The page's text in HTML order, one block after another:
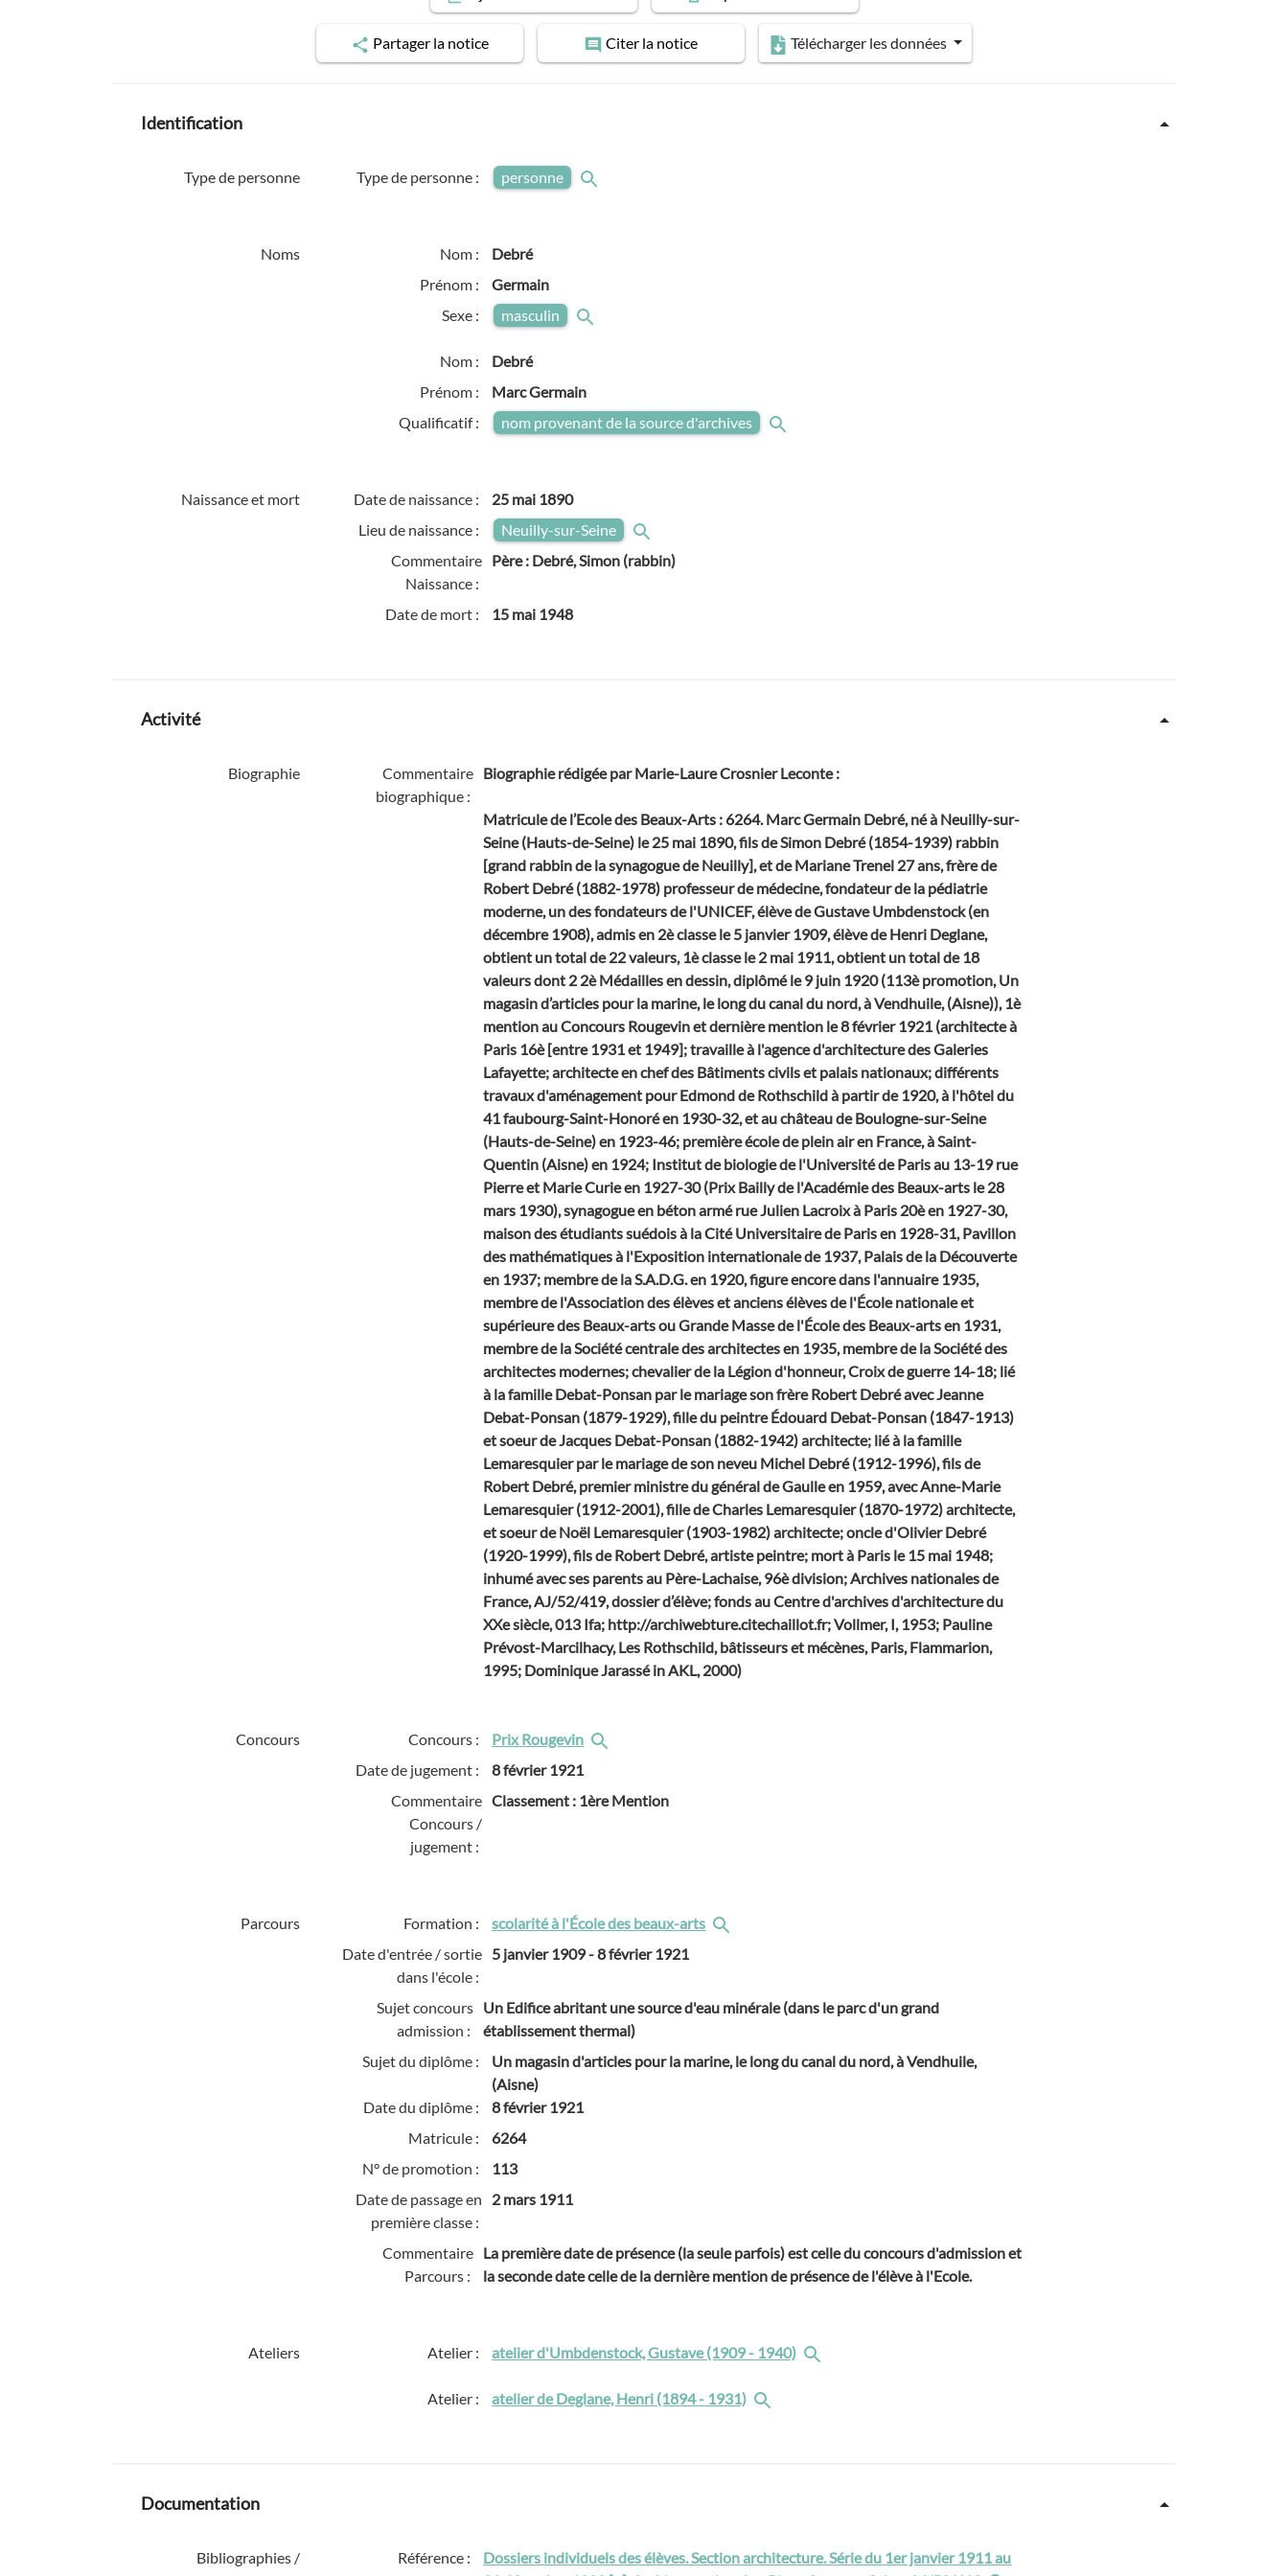
Partagerla notice Citer la notice Télécharger les données
Identification
Type de personne Type de personne : personne
Noms Nom :
Debré
Prénom :
Germain
Sexe :
masculin
Nom :
Debré
Prénom :
Marc Germain
Qualificatif :
nom provenant de la source d'archives
Naissance et mort Date de naissance :
25 mai 1890
Lieu de naissance :
Neuilly-sur-Seine
Commentaire
Naissance :
Père : Debré, Simon (rabbin)
Date de mort : 15 mai 1948
Activité
Biographie
Commentaire
biographique :
Biographie rédigée par Marie-Laure Crosnier Leconte:
Matricule de l’Ecole des Beaux-Arts : 6264. Marc Germain Debré, né à Neuilly-sur-
Seine (Hauts-de-Seine) le 25 mai 1890, fils de Simon Debré (1854-1939) rabbin
[grand rabbin de la synagogue de Neuilly], et de Mariane Trenel 27 ans, frère de
Robert Debré (1882-1978) professeur de médecine, fondateur de la pédiatrie
moderne, un des fondateurs de l'UNICEF, élève de Gustave Umbdenstock (en
décembre 1908), admis en 2è classe le 5 janvier 1909, élève de Henri Deglane,
obtient un total de 22 valeurs, 1è classe le 2 mai 1911, obtient un total de 18
valeurs dont 2 2è Médailles en dessin, diplômé le 9 juin 1920 (113è promotion, Un
magasin d’articles pour la marine, le long du canal du nord, à Vendhuile, (Aisne)), 1è
mention au Concours Rougevin et dernière mention le 8 février 1921 (architecte à
Paris 16è [entre 1931 et 1949]; travaille à l'agence d'architecture des Galeries
Lafayette; architecte en chef des Bâtiments civils et palais nationaux; différents
travaux d'aménagement pour Edmond de Rothschild à partir de 1920, à l'hôtel du
41 faubourg-Saint-Honoré en 1930-32, et au château de Boulogne-sur-Seine
(Hauts-de-Seine) en 1923-46; première école de plein air en France, à Saint-
Quentin (Aisne) en 1924; Institut de biologie de l'Université de Paris au 13-19 rue
Pierre et Marie Curie en 1927-30 (Prix Bailly de l'Académie des Beaux-arts le 28
mars 1930), synagogue en béton armé rue Julien Lacroix à Paris 20è en 1927-30,
maison des étudiants suédois à la Cité Universitaire de Paris en 1928-31, Pavillon
des mathématiques à l'Exposition internationale de 1937, Palais de la Découverte
en 1937; membre de la S.A.D.G. en 1920, figure encore dans l'annuaire 1935,
membre de l'Association des élèves et anciens élèves de l'École nationale et
supérieure des Beaux-arts ou Grande Masse de l'École des Beaux-arts en 1931,
membre de la Société centrale des architectes en 1935, membre de la Société des
architectes modernes; chevalier de la Légion d'honneur, Croix de guerre 14-18; lié
à la famille Debat-Ponsan par le mariage son frère Robert Debré avec Jeanne
Debat-Ponsan (1879-1929), fille du peintre Édouard Debat-Ponsan (1847-1913)
et soeur de Jacques Debat-Ponsan (1882-1942) architecte; lié à la famille
Lemaresquier par le mariage de son neveu Michel Debré (1912-1996), fils de
Robert Debré, premier ministre du général de Gaulle en 1959, avec Anne-Marie
Lemaresquier (1912-2001), fille de Charles Lemaresquier (1870-1972) architecte,
et soeur de Noël Lemaresquier (1903-1982) architecte; oncle d'Olivier Debré
(1920-1999), fils de Robert Debré, artiste peintre; mort à Paris le 15 mai 1948;
inhumé avec ses parents au Père-Lachaise, 96è division; Archives nationales de
France, AJ/52/419, dossier d’élève; fonds au Centre d'archives d'architecture du
XXe siècle, 013 Ifa; http://archiwebture.citechaillot.fr; Vollmer, I, 1953; Pauline
Prévost-Marcilhacy, Les Rothschild, bâtisseurs et mécènes, Paris, Flammarion,
1995; Dominique Jarassé in AKL, 2000)
Concours Concours :
Prix Rougevin
Date de jugement :
8 février 1921
Commentaire
Concours /
jugement :
Classement : 1ère Mention
Parcours Formation :
scolarité à l'École des beaux-arts
Date d'entrée / sortie
dans l'école :
5 janvier 1909-8 février 1921
Sujet concours
admission :
Un Edifice abritant une source d'eau minérale (dans le parc d'un grand
établissement thermal)
Sujet du diplôme :
Un magasin d'articles pour la marine, le long du canal du nord, à Vendhuile,
(Aisne)
Date du diplôme :
8 février 1921
Matricule :
6264
N° de promotion :
113
Date de passage en
première classe :
2 mars 1911
Commentaire
Parcours :
La première date de présence (la seule parfois) est celle du concours d'admission et
la seconde date celle de la dernière mention de présence de l'élève à l'Ecole.
Ateliers Atelier : atelier d'Umbdenstock, Gustave (1909 - 1940)
Atelier : atelier de Deglane, Henri (1894 - 1931)
Documentation
Bibliographies /
Référence :
Dossiers individuels des élèves. Section architecture. Série du 1er janvier 1911 au